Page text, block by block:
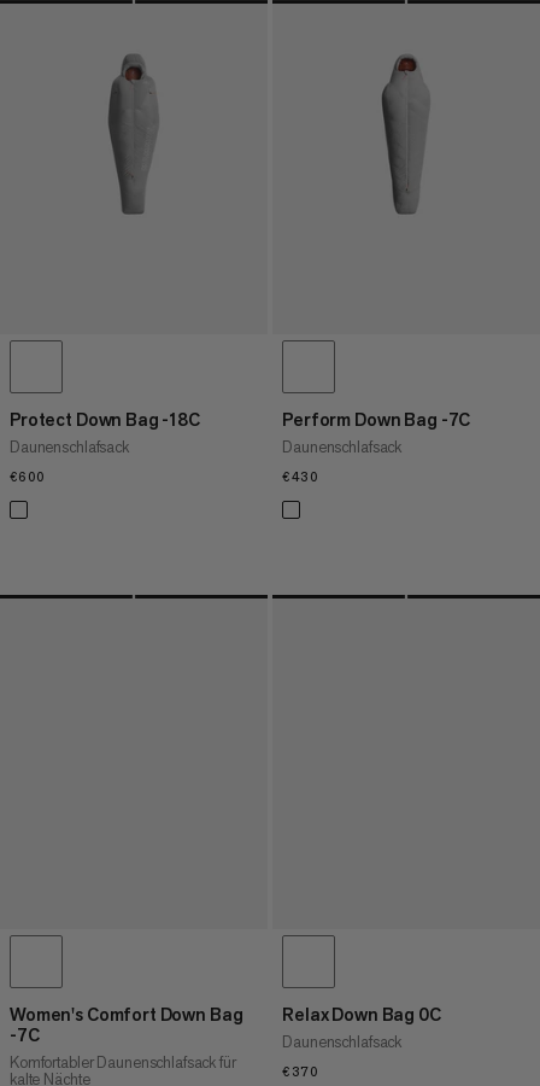
Protect Down Bag -18C
Daunenschlafsack
€600
Perform Down Bag -7C
Daunenschlafsack
€430
Women's Comfort Down Bag
-7C
Komfortabler Daunenschlafsack für
kalte Nächte
Relax Down Bag 0C
Daunenschlafsack
€370